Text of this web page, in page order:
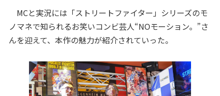
MCと実況には「ストリートファイター」シリーズのモ
ノマネで知られるお笑いコンビ芸人“NOモーション。”さ
んを迎えて、本作の魅力が紹介されていった。